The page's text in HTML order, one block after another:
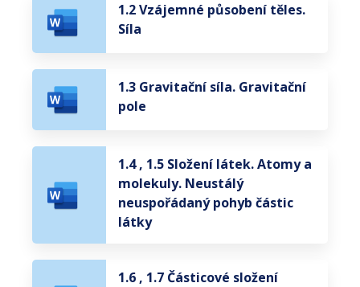
1.2 Vzájemné působení těles.
Síla
1.3 Gravitační síla. Gravitační
pole
1.4 , 1.5 Složení látek. Atomy a
molekuly. Neustálý
neuspořádaný pohyb částic
látky
1.6 , 1.7 Částicové složení